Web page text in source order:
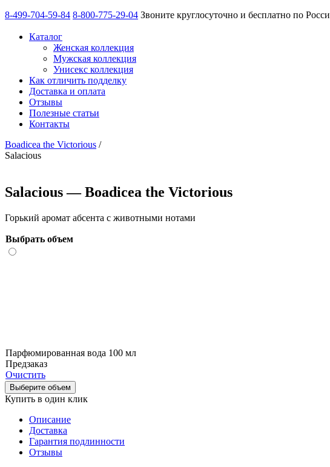
8-499-704-59-84 8-800-775-29-04 Звоните круглосуточно и бесплатно по
Каталог
Женская коллекция
Мужская коллекция
Унисекс коллекция
Как отличить подделку
Доставка и оплата
Отзывы
Полезные статьи
Контакты
Boadicea the Victorious /
Salacious
Salacious — Boadicea the Victorious
Горький аромат абсента с животными нотами
Выбрать объем
Парфюмированная вода 100 мл
Предзаказ
Очистить
Выберите объем
Купить в один клик
Описание
Доставка
Гарантия подлинности
Отзывы